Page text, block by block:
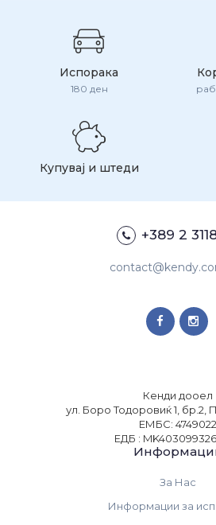
Испорака
180 ден
Купувај и штеди
+389 2
Кенди дооел
ул. Боро Тодоровиќ 1, бр.2,
ЕМБС: 4749022
ЕДБ :
За Нас
Информации за